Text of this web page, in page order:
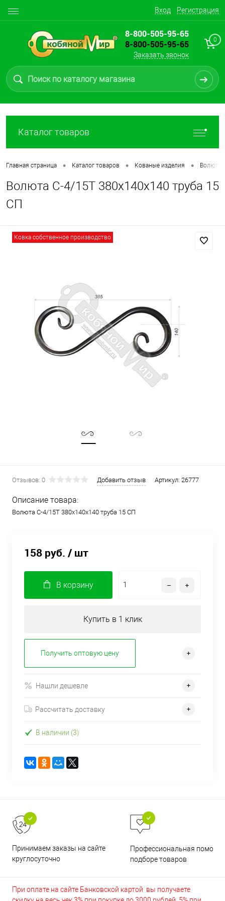
Вход Регистрация
8-800-505-95-65
8-800-505-95-65
Заказать звонок
0
Каталог товаров
Главная страница • Каталог товаров • Кованые изделия • Волюты,
Волюта С-4/15Т 380х140х140 труба 15
СП
Ковка собственное производство
Отзывов: 0 Добавить отзыв Артикул: 26777
Описание товара:
Волюта С-4/15Т 380х140х140 труба 15 СП
158 руб. / шт
В корзину
Купить в 1 клик
Получить оптовую цену
Нашли дешевле
Рассчитать доставку
В наличии (3)
Принимаем заказы на сайте
круглосуточно
Профессиональная помощь
подборе товаров
При оплате на сайте Банковской картой вы получаете